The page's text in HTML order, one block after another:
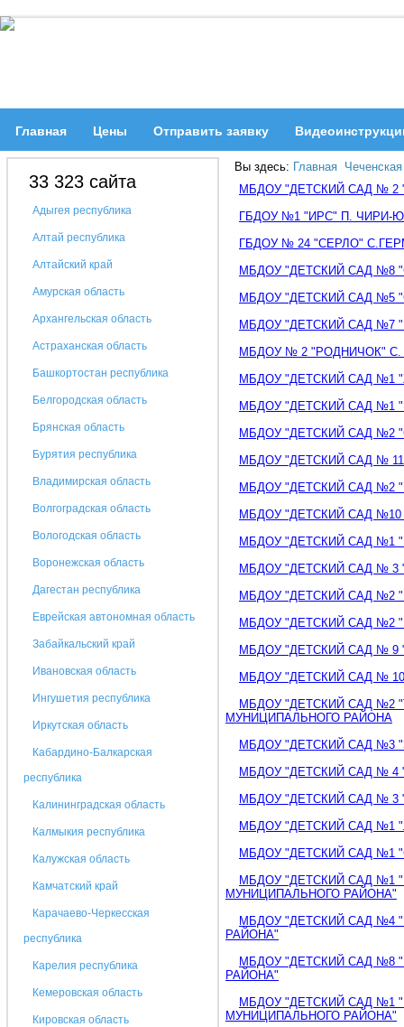
Главная Цены Отправить заявку
33 323 сайта
Адыгея республика
Алтай республика
Алтайский край
Амурская область
Архангельская область
Астраханская область
Башкортостан республика
Белгородская область
Брянская область
Бурятия республика
Владимирская область
Волгоградская область
Вологодская область
Воронежская область
Дагестан республика
Еврейская автономная область
Забайкальский край
Ивановская область
Ингушетия республика
Иркутская область
Кабардино-Балкарская
республика
Калининградская область
Калмыкия республика
Калужская область
Камчатский край
Карачаево-Черкесская
республика
Карелия республика
Кемеровская область
Кировская область
Вы здесь: Главная
МБДОУ "ДЕТСКИЙ САД № 2
ГБДОУ №1 "ИРС" П. ЧИРИ-
ГБДОУ № 24 "СЕРЛО"
МБДОУ "ДЕТСКИЙ САД №8
МБДОУ "ДЕТСКИЙ САД №5
МБДОУ "ДЕТСКИЙ САД №7
МБДОУ № 2 "РОДНИЧОК"
МБДОУ "ДЕТСКИЙ САД №1
МБДОУ "ДЕТСКИЙ САД №1
МБДОУ "ДЕТСКИЙ САД №2
МБДОУ "ДЕТСКИЙ САД №
МБДОУ "ДЕТСКИЙ САД №2
МБДОУ "ДЕТСКИЙ САД
МБДОУ "ДЕТСКИЙ САД №1
МБДОУ "ДЕТСКИЙ САД № 3
МБДОУ "ДЕТСКИЙ САД №2
МБДОУ "ДЕТСКИЙ САД №2
МБДОУ "ДЕТСКИЙ САД № 9
МБДОУ "ДЕТСКИЙ САД №
МБДОУ "ДЕТСКИЙ САД №2
МУНИЦИПАЛЬНОГО РАЙОНА
МБДОУ "ДЕТСКИЙ САД №3
МБДОУ "ДЕТСКИЙ САД № 4
МБДОУ "ДЕТСКИЙ САД № 3
МБДОУ "ДЕТСКИЙ САД №1
МБДОУ "ДЕТСКИЙ САД №1
МБДОУ "ДЕТСКИЙ САД №1
МУНИЦИПАЛЬНОГО РАЙОНА"
МБДОУ "ДЕТСКИЙ САД №4
РАЙОНА"
МБДОУ "ДЕТСКИЙ САД №8
РАЙОНА"
МБДОУ "ДЕТСКИЙ САД №1
МУНИЦИПАЛЬНОГО РАЙОНА"